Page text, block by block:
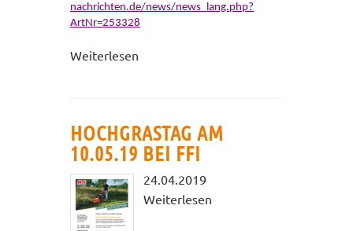
nachrichten.de/news/news_lang.php?
ArtNr=253328
Weiterlesen
HOCHGRASTAG AM
10.05.19 BEI FFI
24.04.2019
Weiterlesen